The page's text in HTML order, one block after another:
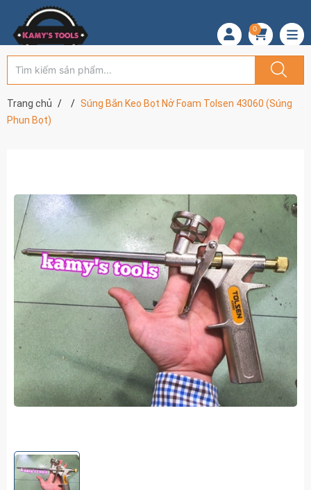
0
Trang chủ
Súng Bắn Keo Bọt Nở Foam Tolsen 43060 (Súng
Phun Bọt)